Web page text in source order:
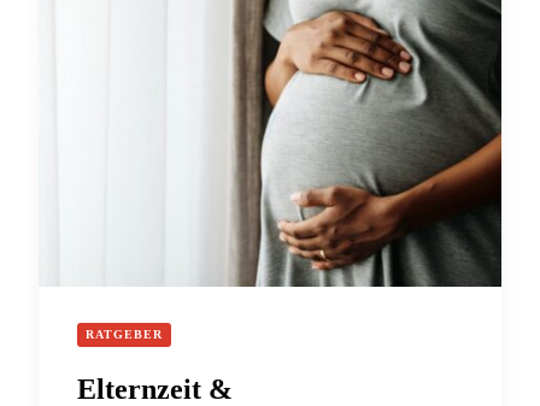
RATGEBER
Elternzeit &